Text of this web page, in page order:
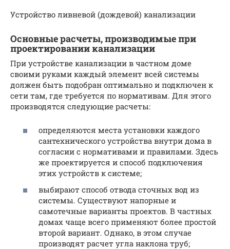
Устройство ливневой (дождевой) канализации
Основные расчеты, производимые при
проектировании канализации
При устройстве канализации в частном доме
своими руками каждый элемент всей системы
должен быть подобран оптимально и подключен к
сети там, где требуется по нормативам. Для этого
производятся следующие расчеты:
определяются места установки каждого
сантехнического устройства внутри дома в
согласии с нормативами и правилами. Здесь
же проектируется и способ подключения
этих устройств к системе;
выбирают способ отвода сточных вод из
системы. Существуют напорные и
самотечные варианты проектов. В частных
домах чаще всего применяют более простой
второй вариант. Однако, в этом случае
производят расчет угла наклона труб;